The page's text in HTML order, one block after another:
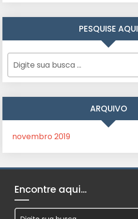
PESQUISE AQUI
ARQUIVO
novembro 2019
Encontre aqui…